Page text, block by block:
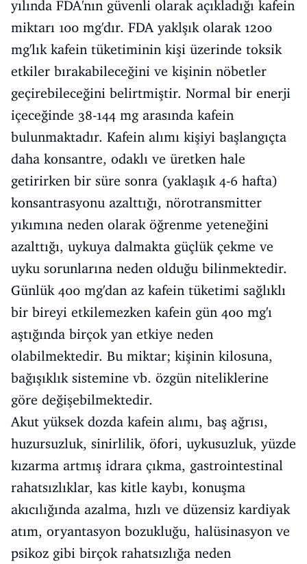
yılında FDA'nın güvenli olarak açıkladığı kafein
miktarı 100 mg'dır. FDA yaklşık olarak 1200
mg'lık kafein tüketiminin kişi üzerinde toksik
etkiler bırakabileceğini ve kişinin nöbetler
geçirebileceğini belirtmiştir. Normal bir enerji
içeceğinde 38-144 mg arasında kafein
bulunmaktadır. Kafein alımı kişiyi başlangıçta
daha konsantre, odaklı ve üretken hale
getirirken bir süre sonra (yaklaşık 4-6 hafta)
konsantrasyonu azalttığı, nörotransmitter
yıkımına neden olarak öğrenme yeteneğini
azalttığı, uykuya dalmakta güçlük çekme ve
uyku sorunlarına neden olduğu bilinmektedir.
Günlük 400 mg'dan az kafein tüketimi sağlıklı
bir bireyi etkilemezken kafein gün 400 mg'ı
aştığında birçok yan etkiye neden
olabilmektedir. Bu miktar; kişinin kilosuna,
bağışıklık sistemine vb. özgün niteliklerine
göre değişebilmektedir.
Akut yüksek dozda kafein alımı, baş ağrısı,
huzursuzluk, sinirlilik, öfori, uykusuzluk, yüzde
kızarma artmış idrara çıkma, gastrointestinal
rahatsızlıklar, kas kitle kaybı, konuşma
akıcılığında azalma, hızlı ve düzensiz kardiyak
atım, oryantasyon bozukluğu, halüsinasyon ve
psikoz gibi birçok rahatsızlığa neden